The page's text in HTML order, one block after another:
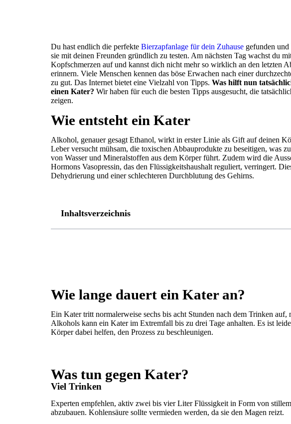
Du hast endlich die perfekte Bierzapfanlage für dein Zuhause gefunden und
sie mit deinen Freunden gründlich zu testen. Am nächsten Tag wachst du
Kopfschmerzen auf und kannst dich nicht mehr so wirklich an den letzten
erinnern. Viele Menschen kennen das böse Erwachen nach einer
zu gut. Das Internet bietet eine Vielzahl von Tipps. Was hilft nun
einen Kater? Wir haben für euch die besten Tipps ausgesucht, die
zeigen.
Wie entsteht ein Kater
Alkohol, genauer gesagt Ethanol, wirkt in erster Linie als Gift auf deinen
Leber versucht mühsam, die toxischen Abbauprodukte zu beseitigen, was
von Wasser und Mineralstoffen aus dem Körper führt. Zudem wird die
Hormons Vasopressin, das den Flüssigkeitshaushalt reguliert, verringert.
Dehydrierung und einer schlechteren Durchblutung des Gehirns.
Inhaltsverzeichnis
Wie lange dauert ein Kater an?
Ein Kater tritt normalerweise sechs bis acht Stunden nach dem Trinken
Alkohols kann ein Kater im Extremfall bis zu drei Tage anhalten. Es ist
Körper dabei helfen, den Prozess zu beschleunigen.
Was tun gegen Kater?
Viel Trinken
Experten empfehlen, aktiv zwei bis vier Liter Flüssigkeit in Form von
abzubauen. Kohlensäure sollte vermieden werden, da sie den Magen reizt.